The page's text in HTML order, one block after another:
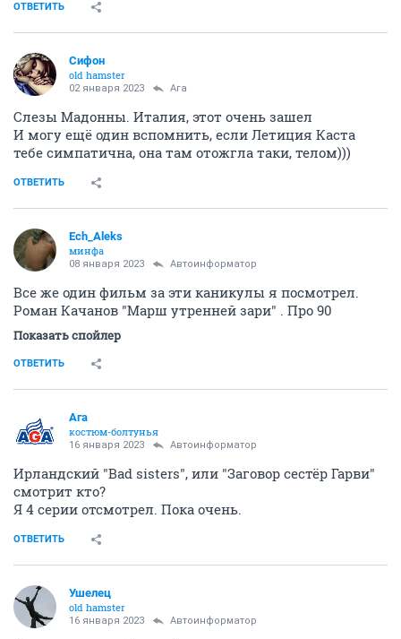
ОТВЕТИТЬ
Сифон
old hamster
02 января 2023 Ага
Слезы Мадонны. Италия, этот очень зашел
И могу ещё один вспомнить, если Летиция Каста
тебе симпатична, она там отожгла таки, телом)))
ОТВЕТИТЬ
Ech_Aleks
минфа
08 января 2023 Автоинформатор
Все же один фильм за эти каникулы я посмотрел.
Роман Качанов "Марш утренней зари" . Про 90
Показать спойлер
ОТВЕТИТЬ
Ага
костюм-болтунья
16 января 2023 Автоинформатор
Ирландский "Bad sisters", или "Заговор сестёр Гарви"
смотрит кто?
Я 4 серии отсмотрел. Пока очень.
ОТВЕТИТЬ
Ушелец
old hamster
16 января 2023 Автоинформатор